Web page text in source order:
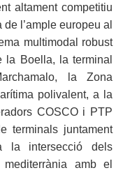
altament competitiu
l’ample europeu al
multimodal robust
la Boella, la terminal
la Zona
polivalent, a la
COSCO i PTP
terminals juntament
la intersecció dels
amb el